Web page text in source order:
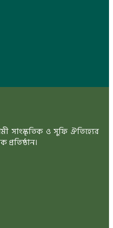
সাংস্কৃতিক ও সুফি ঐতিহ্যের
প্রতিষ্ঠান।